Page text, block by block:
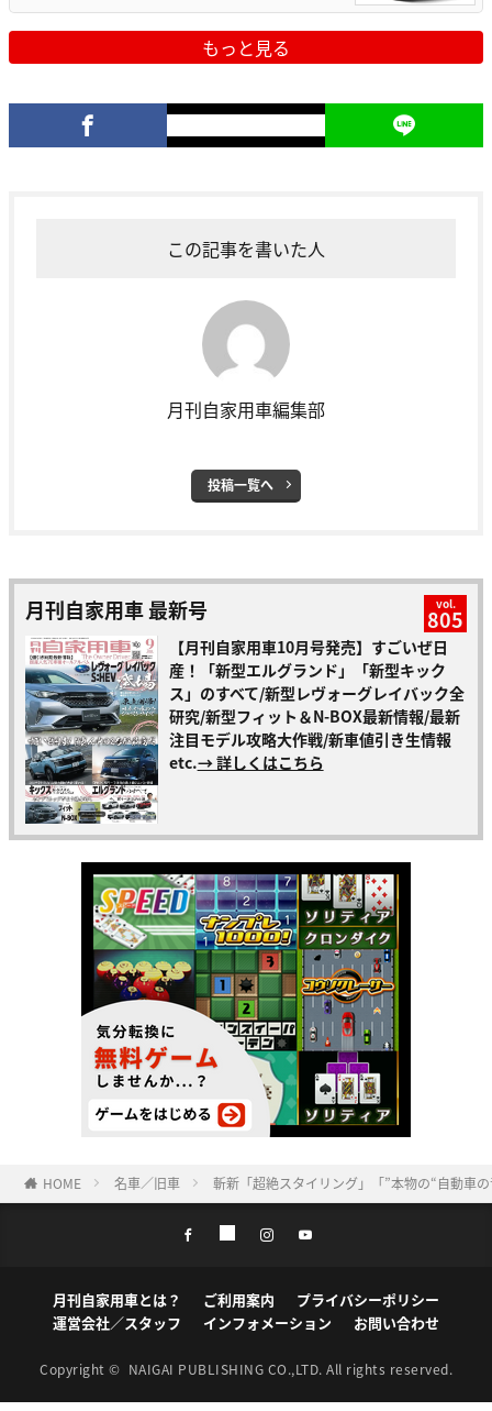
もっと見る
この記事を書いた人
月刊自家用車編集部
投稿一覧へ
月刊自家用車 最新号 vol.
805
【月刊自家用車10月号発売】すごいぜ日
産！「新型エルグランド」「新型キック
ス」のすべて/新型レヴォーグレイバック全
研究/新型フィット＆N-BOX最新情報/最新
注目モデル攻略大作戦/新車値引き生情報
etc.→ 詳しくはこちら
HOME 名車／旧車 斬新「超絶スタイリング」「”本物の“自動車
月刊自家用車とは？ ご利用案内
プライバシーポリシー
運営会社／スタッフ
インフォメーション お問い合わせ
Copyright © NAIGAI PUBLISHING CO.,LTD. All rights reserved.